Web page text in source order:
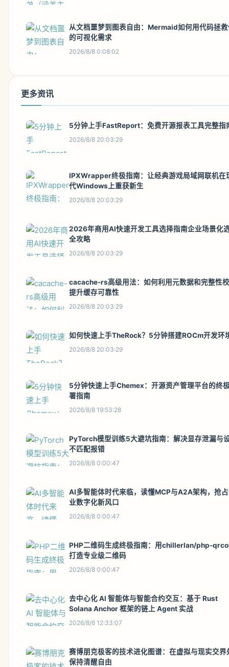
从文档噩梦到图表自由：Mermaid如何用代码拯
的可视化需求
2026/8/8 0:08:02
更多资讯
5分钟上手FastReport：免费开源报表工具完整指
2026/8/8 20:03:29
IPXWrapper终极指南：让经典游戏局域网联机在
代Windows上重获新生
2026/8/8 20:03:29
2026年商用AI快速开发工具选择指南企业场景化
全攻略
2026/8/8 20:03:29
cacache-rs高级用法：如何利用元数据和完整性
提升缓存可靠性
2026/8/8 20:03:29
如何快速上手TheRock？5分钟搭建ROCm开发环
2026/8/8 20:03:29
5分钟快速上手Chemex：开源资产管理平台的终
署指南
2026/8/8 19:53:28
PyTorch模型训练5大避坑指南：解决显存泄漏与
不匹配报错
2026/8/8 0:00:47
AI多智能体时代来临，读懂MCP与A2A架构，抢
业数字化新风口
2026/8/8 0:00:47
PHP二维码生成终极指南：用chillerlan/php-
打造专业级二维码
2026/8/8 0:00:47
去中心化 AI 智能体与智能合约交互：基于 Rust
Solana Anchor 框架的链上 Agent 实战
2026/8/6 12:33:07
赛博朋克极客的技术进化图谱：在虚拟与现实交界
保持清醒自由